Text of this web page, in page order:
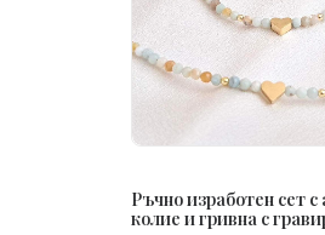
Ръчно изработен сет
колие и гривна с